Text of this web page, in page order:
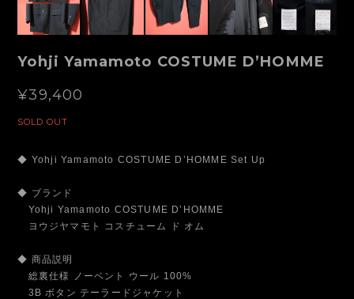
Yohji Yamamoto COSTUME D’HOMME
¥39,400
SOLD OUT
◆ Yohji Yamamoto COSTUME D’HOMME Set Up
◆ ブランド
Yohji Yamamoto COSTUME D’HOMME
ヨウジヤマモト コスチューム ド オム
◆ 商品説明
総裏仕様 ノーベント ウール 100%
3B ボタン テーラードジャケット